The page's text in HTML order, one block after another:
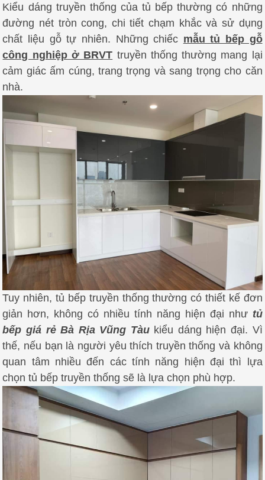
Kiểu dáng truyền thống của tủ bếp thường có những
đường nét tròn cong, chi tiết chạm khắc và sử dụng
chất liệu gỗ tự nhiên. Những chiếc mẫu tủ bếp gỗ
công nghiệp ở BRVT truyền thống thường mang lại
cảm giác ấm cúng, trang trọng và sang trọng cho căn
nhà.
Tuy nhiên, tủ bếp truyền thống thường có thiết kế đơn
giản hơn, không có nhiều tính năng hiện đại như tủ
bếp giá rẻ Bà Rịa Vũng Tàukiểu dáng hiện đại. Vì
thế, nếu bạn là người yêu thích truyền thống và không
quan tâm nhiều đến các tính năng hiện đại thì lựa
chọn tủ bếp truyền thống sẽ là lựa chọn phù hợp.